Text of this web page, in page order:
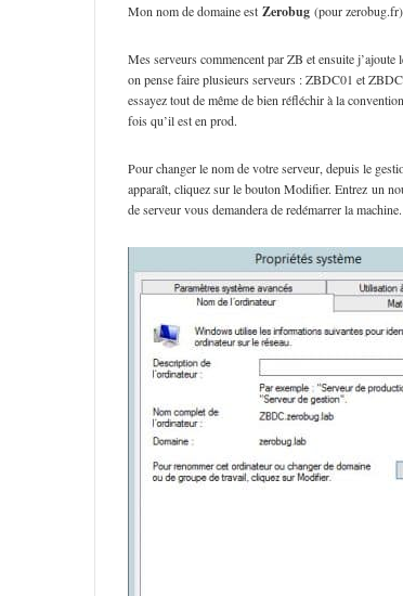
Mon nom de domaine est Zerobug (pour zerobug.fr)
Mes serveurs commencent par ZB et ensuite
on pense faire plusieurs serveurs : ZBDC01 et
essayez tout de même de bien réfléchir à la
fois qu’il est en prod.
Pour changer le nom de votre serveur, depuis le
apparaît, cliquez sur le bouton Modifier. Entrez un
de serveur vous demandera de redémarrer la machine.